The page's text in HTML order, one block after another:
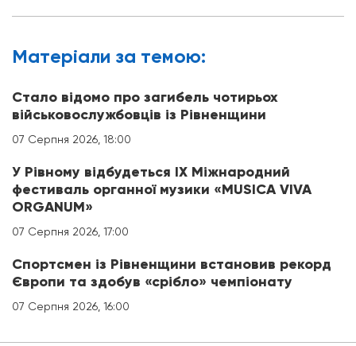
Матерiали за темою:
Стало відомо про загибель чотирьох
військовослужбовців із Рівненщини
07 Серпня 2026, 18:00
У Рівному відбудеться IX Міжнародний
фестиваль органної музики «MUSICA VIVA
ORGANUM»
07 Серпня 2026, 17:00
Спортсмен із Рівненщини встановив рекорд
Європи та здобув «срібло» чемпіонату
07 Серпня 2026, 16:00